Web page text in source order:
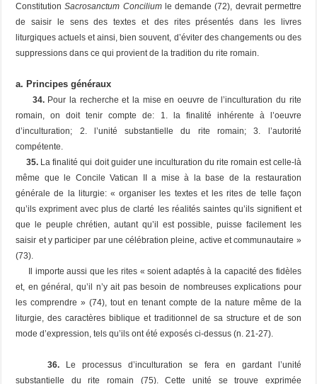
Constitution Sacrosanctum Concilium le demande (72), devrait permettre
de saisir le sens des textes et des rites présentés dans les livres
liturgiques actuels et ainsi, bien souvent, d’éviter des changements ou des
suppressions dans ce qui provient de la tradition du rite romain.
a. Principes généraux
34. Pour la recherche et la mise en oeuvre de l’inculturation du rite
romain, on doit tenir compte de: 1. la finalité inhérente à l’oeuvre
d’inculturation; 2. l’unité substantielle du rite romain; 3. l’autorité
compétente.
35. La finalité qui doit guider une inculturation du rite romain est celle-là
même que le Concile Vatican II a mise à la base de la restauration
générale de la liturgie: « organiser les textes et les rites de telle façon
qu’ils expriment avec plus de clarté les réalités saintes qu’ils signifient et
que le peuple chrétien, autant qu’il est possible, puisse facilement les
saisir et y participer par une célébration pleine, active et communautaire »
(73).
Il importe aussi que les rites « soient adaptés à la capacité des fidèles
et, en général, qu’il n’y ait pas besoin de nombreuses explications pour
les comprendre » (74), tout en tenant compte de la nature même de la
liturgie, des caractères biblique et traditionnel de sa structure et de son
mode d’expression, tels qu’ils ont été exposés ci-dessus (n. 21-27).
36. Le processus d’inculturation se fera en gardant
l’unité
substantielle
du rite romain (75). Cette unité se trouve exprimée